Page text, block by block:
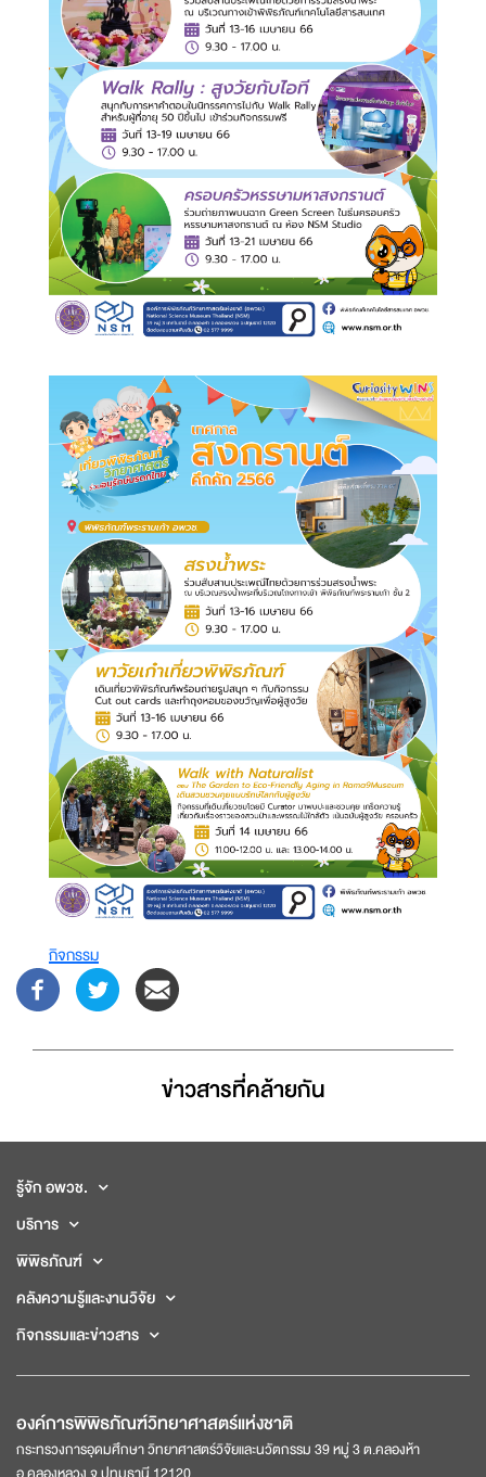
กิจกรรม
ข่าวสารที่่คล้ายกัน
รู้จัก อพวช.
บริการ
พิพิธภัณฑ์
คลังความรู้และงานวิจัย
กิจกรรมและข่าวสาร
องค์การพิพิธภัณฑ์วิทยาศาสตร์แห่งชาติ
กระทรวงการอุดมศึกษา วิทยาศาสตร์วิจัยและนวัตกรรม 39 หมู่ 3 ต.คลองห้า